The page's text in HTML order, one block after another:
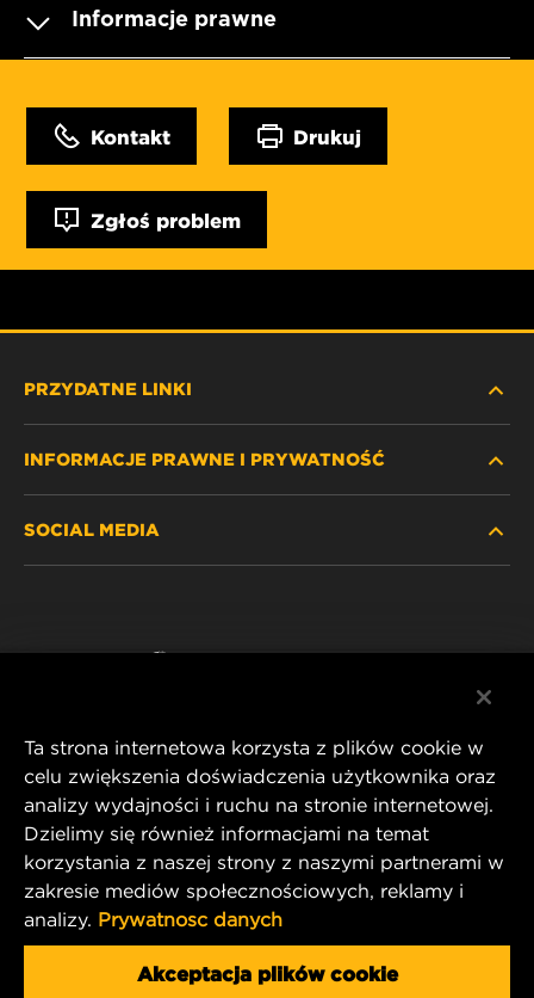
Informacje prawne
Kontakt Drukuj
Zgłoś problem
PRZYDATNE LINKI
GDZIE KUPIĆ
INFORMACJE PRAWNE I PRYWATNOŚĆ
SOCIAL MEDIA
MANN+HUMMEL FT Poland
ul. Wrocławska 145,
63-800 GOSTYŃ, POLAND
Tel. +48 65 572 89 00
E-mail: info@mann-hummel.com
MANN+HUMMEL GROUP
Ta strona internetowa korzysta z plików cookie w
celu zwiększenia doświadczenia użytkownika oraz
analizy wydajności i ruchu na stronie internetowej.
Dzielimy się również informacjami na temat
korzystania z naszej strony z naszymi partnerami w
zakresie mediów społecznościowych, reklamy i
analizy. Prywatnosc danych
Akceptacja plików cookie